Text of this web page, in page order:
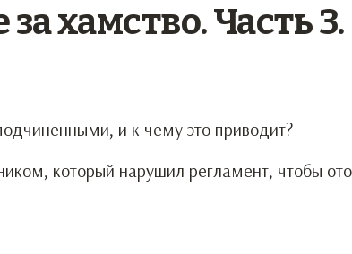
хамство. Часть 3.
и к чему это приводит?
который нарушил регламент, чтобы